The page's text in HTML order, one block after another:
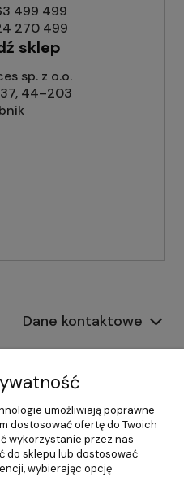
499 499
270 499
sklep
sp. z o.o.
44–203
Dane kontaktowe
Płatności i dostawa
Pomoc
Moje konto
umożliwiają poprawne
dostosować ofertę do Twoich
wykorzystanie przez nas
do sklepu lub dostosować
wybierając opcję